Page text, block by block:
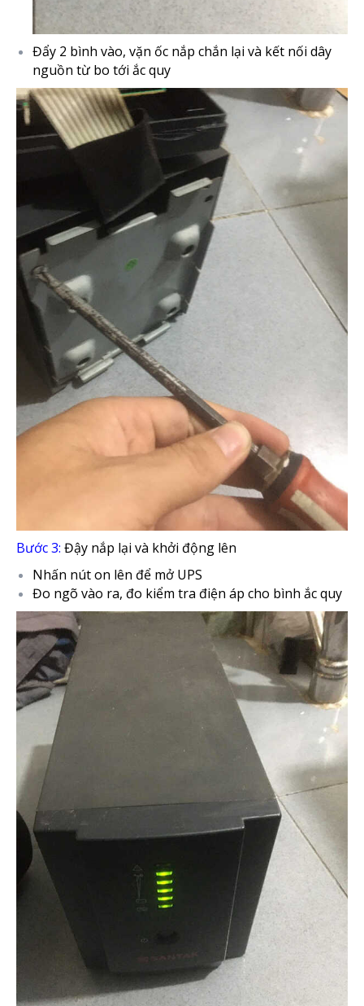
Đẩy 2 bình vào, vặn ốc nắp chắn lại và kết nối dây
nguồn từ bo tới ắc quy
Bước 3: Đậy nắp lại và khởi động lên
Nhấn nút on lên để mở UPS
Đo ngõ vào ra, đo kiểm tra điện áp cho bình ắc quy